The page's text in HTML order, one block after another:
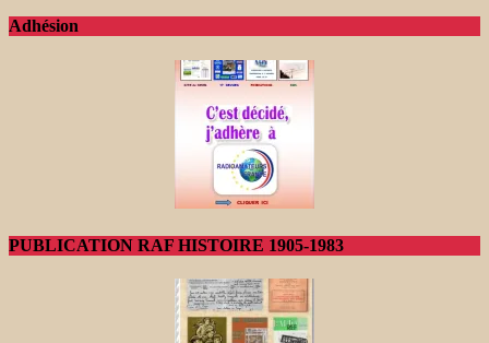
Adhésion
PUBLICATION RAF HISTOIRE 1905-1983